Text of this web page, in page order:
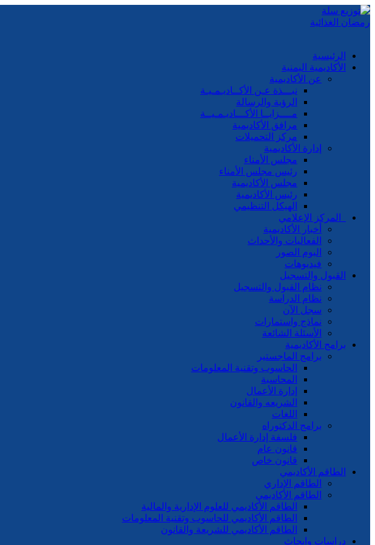
الرئيسية
الأكاديمية اليمنية
عن الأكاديمية
نبـــذة عـن الأكــاديـمـيـة
الرؤية والرسالة
مــــزايــا الأكـــاديـمـيــة
مرافق الأكاديمية
مركز التحميلات
إدارة الأكاديمية
مجلس الأمناء
رئيس مجلس الأمناء
مجلس الأكاديمية
رئيس الأكاديمية
الهيكل التنظيمي
المركز الإعلامي
أخبار الأكاديمية
الفعاليات والأحداث
البوم الصور
فيديوهات
القبول والتسجيل
نظام القبول والتسجيل
نظام الدراسة
سجل الآن
نماذج واستمارات
الأسئلة الشائعة
برامج الأكاديمية
برامج الماجستير
الحاسوب وتقنية المعلومات
المحاسبة
إدارة الأعمال
الشريعه والقانون
اللغات
برامج الدكتوراه
فلسفة إدارة الأعمال
قانون عام
قانون خاص
الطاقم الأكاديمي
الطاقم الإداري
الطاقم الأكاديمي
الطاقم الأكاديمي للعلوم الإدارية والمالية
الطاقم الأكاديمي للحاسوب وتقنية المعلومات
الطاقم الأكاديمي للشريعة والقانون
دراسات وابحاث